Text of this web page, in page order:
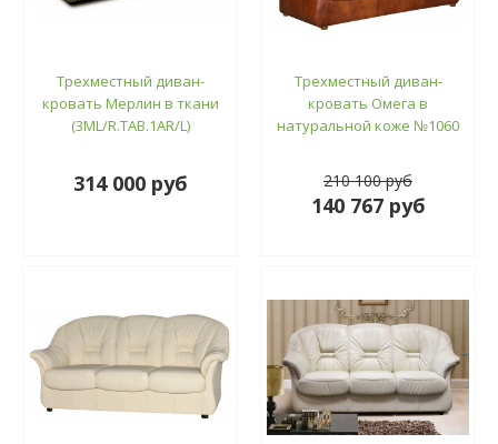
Трехместный диван-
кровать Мерлин в ткани
(3МL/R.ТАВ.1AR/L)
314 000 руб
Трехместный диван-
кровать Омега в
натуральной коже №1060
210 100 руб
140 767 руб